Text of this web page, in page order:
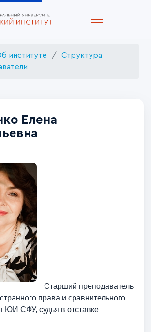
институте
Структура
Елена
Cтарший преподаватель
права и сравнительного
ЮИ СФУ, судья в отставке